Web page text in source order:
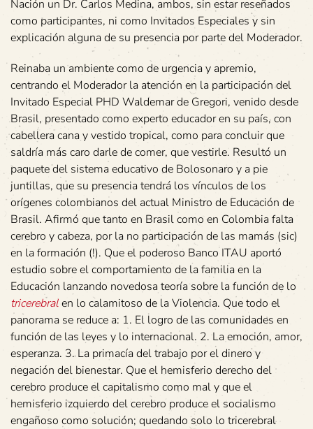
Nación un Dr. Carlos Medina, ambos, sin estar reseñados
como participantes, ni como Invitados Especiales y sin
explicación alguna de su presencia por parte del Moderador.
Reinaba un ambiente como de urgencia y apremio,
centrando el Moderador la atención en la participación del
Invitado Especial PHD Waldemar de Gregori, venido desde
Brasil, presentado como experto educador en su país, con
cabellera cana y vestido tropical, como para concluir que
saldría más caro darle de comer, que vestirle. Resultó un
paquete del sistema educativo de Bolosonaro y a pie
juntillas, que su presencia tendrá los vínculos de los
orígenes colombianos del actual Ministro de Educación de
Brasil. Afirmó que tanto en Brasil como en Colombia falta
cerebro y cabeza, por la no participación de las mamás (sic)
en la formación (!). Que el poderoso Banco ITAU aportó
estudio sobre el comportamiento de la familia en la
Educación lanzando novedosa teoría sobre la función de lo
tricerebralen lo calamitoso de la Violencia. Que todo el
panorama se reduce a: 1. El logro de las comunidades en
función de las leyes y lo internacional. 2. La emoción, amor,
esperanza. 3. La primacía del trabajo por el dinero y
negación del bienestar. Que el hemisferio derecho del
cerebro produce el capitalismo como mal y que el
hemisferio izquierdo del cerebro produce el socialismo
engañoso como solución; quedando solo lo tricerebral